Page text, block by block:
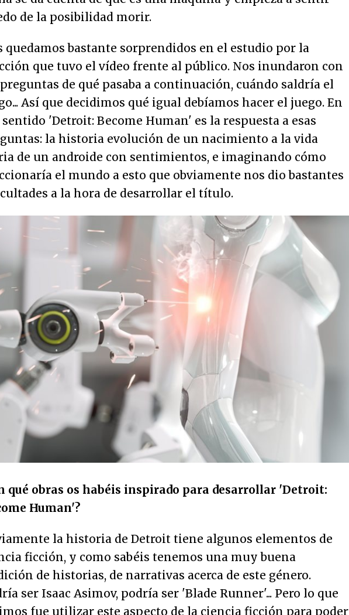
de la posibilidad morir.
quedamos bastante sorprendidos en el estudio por la
que tuvo el vídeo frente al público. Nos inundaron con
de qué pasaba a continuación, cuándo saldría el
Así que decidimos qué igual debíamos hacer el juego. En
sentido 'Detroit: Become Human' es la respuesta a esas
la historia evolución de un nacimiento a la vida
de un androide con sentimientos, e imaginando cómo
el mundo a esto que obviamente nos dio bastantes
a la hora de desarrollar el título.
qué obras os habéis inspirado para desarrollar 'Detroit:
Human'?
la historia de Detroit tiene algunos elementos de
ficción, y como sabéis tenemos una muy buena
de historias, de narrativas acerca de este género.
ser Isaac Asimov, podría ser 'Blade Runner'... Pero lo que
fue utilizar este aspecto de la ciencia ficción para poder